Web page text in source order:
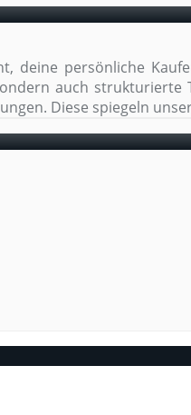
deine persönliche
auch
Diese spiegeln